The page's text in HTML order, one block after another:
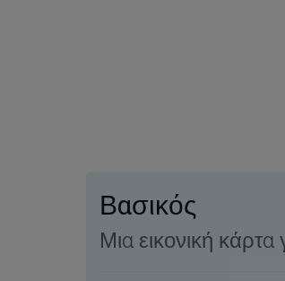
Βασικός
Μια εικονική κάρτα